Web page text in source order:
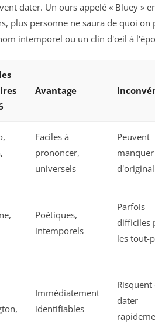
dater. Un ours appelé « Bluey »
plus personne ne saura de quoi on
intemporel ou un clin d'œil à
Avantage
Faciles à
prononcer,
universels
Peuvent
manquer
Poétiques,
intemporels
Parfois
difficiles
les tout-
Immédiatement
identifiables
Risquent
dater